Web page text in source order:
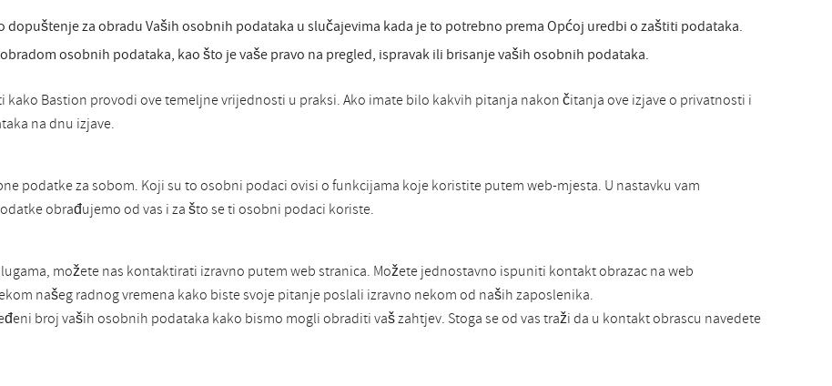
za obradu Vaših osobnih podataka u slučajevima kada je to potrebno prema Općoj uredbi o zaštiti podataka.
osobnih podataka, kao što je vaše pravo na pregled, ispravak ili brisanje vaših osobnih podataka.
Bastion provodi ove temeljne vrijednosti u praksi. Ako imate bilo kakvih pitanja nakon čitanja ove izjave o privatnosti i
na dnu izjave.
podatke za sobom. Koji su to osobni podaci ovisi o funkcijama koje koristite putem web-mjesta. U nastavku vam
obrađujemo od vas i za što se ti osobni podaci koriste.
možete nas kontaktirati izravno putem web stranica. Možete jednostavno ispuniti kontakt obrazac na web
našeg radnog vremena kako biste svoje pitanje poslali izravno nekom od naših zaposlenika.
broj vaših osobnih podataka kako bismo mogli obraditi vaš zahtjev. Stoga se od vas traži da u kontakt obrascu navedete